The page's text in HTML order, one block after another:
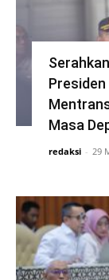
Presiden
Masa
redaksi - 29